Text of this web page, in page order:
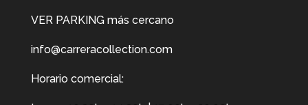
VER PARKING más cercano
info@carreracollection.com
Horario comercial: